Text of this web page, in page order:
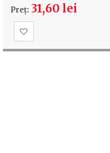
Preț: 31,60 lei